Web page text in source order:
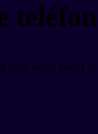
mala